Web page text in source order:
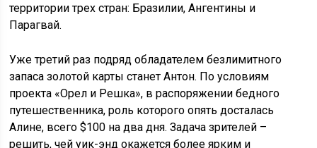
территории трех стран: Бразилии, Ангентины и
Парагвай.
Уже третий раз подряд обладателем безлимитного
запаса золотой карты станет Антон. По условиям
проекта «Орел и Решка», в распоряжении бедного
путешественника, роль которого опять досталась
Алине, всего $100 на два дня. Задача зрителей –
решить, чей уик-энд окажется более ярким и